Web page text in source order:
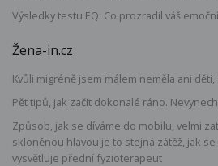
Výsledky testu EQ: Co prozradil váš
Žena-in.cz
Kvůli migréně jsem málem neměla ani
Pět tipů, jak začít dokonalé ráno.
Způsob, jak se díváme do mobilu, velmi
skloněnou hlavou je to stejná zátěž, jak
vysvětluje přední fyzioterapeut